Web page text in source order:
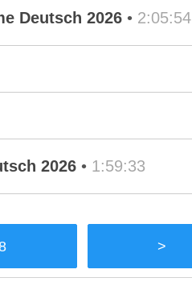
Deutsch 2026 • 2:05:54
2026 • 1:59:33
>